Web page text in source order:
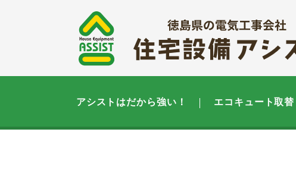
アシストはだから強い！ エコキュート取替